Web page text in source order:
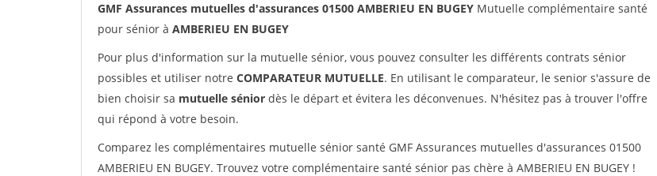
GMF Assurances mutuelles d'assurances 01500 AMBERIEU EN BUGEY Mutuelle complémentaire santé
pour sénior à AMBERIEU EN BUGEY
Pour plus d'information sur la mutuelle sénior, vous pouvez consulter les différents contrats sénior
possibles et utiliser notre COMPARATEUR MUTUELLE. En utilisant le comparateur, le senior s'assure de
bien choisir sa mutuelle sénior dès le départ et évitera les déconvenues. N'hésitez pas à trouver l'offre
qui répond à votre besoin.
Comparez les complémentaires mutuelle sénior santé GMF Assurances mutuelles d'assurances 01500
AMBERIEU EN BUGEY. Trouvez votre complémentaire santé sénior pas chère à AMBERIEU EN BUGEY !